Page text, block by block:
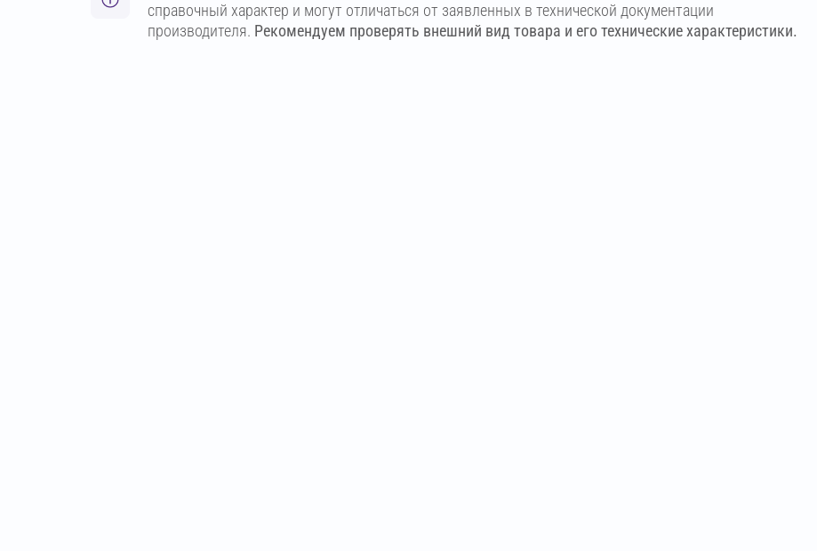
справочный характер и могут отличаться от заявленных в технической документации
производителя. Рекомендуем проверять внешний вид товара и его технические характеристики.